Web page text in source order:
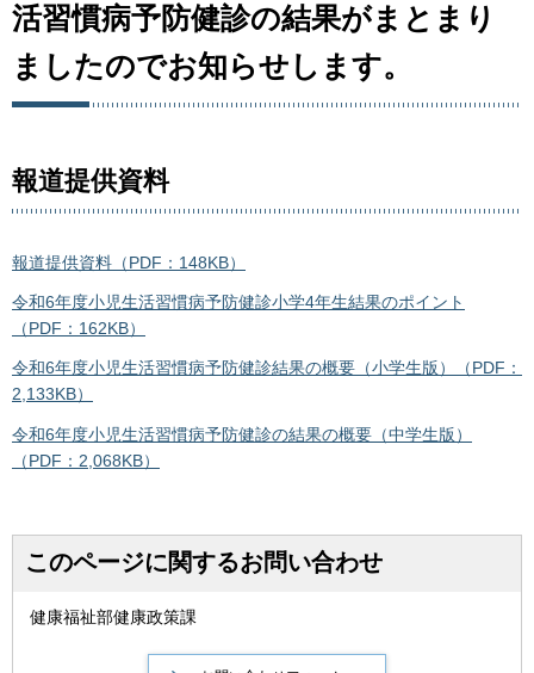
活習慣病予防健診の結果がまとまり
ましたのでお知らせします。
報道提供資料
報道提供資料（PDF：148KB）
令和6年度小児生活習慣病予防健診小学4年生結果のポイント
（PDF：162KB）
令和6年度小児生活習慣病予防健診結果の概要（小学生版）（PDF：
2,133KB）
令和6年度小児生活習慣病予防健診の結果の概要（中学生版）
（PDF：2,068KB）
このページに関するお問い合わせ
健康福祉部健康政策課